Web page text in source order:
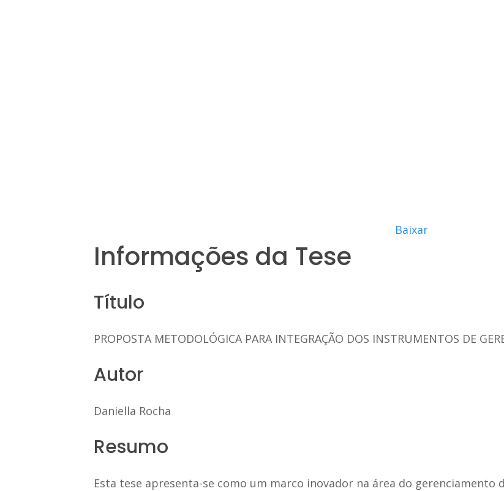
Baixar
Informações da Tese
Título
PROPOSTA METODOLÓGICA PARA INTEGRAÇÃO DOS INSTRUMENTOS DE
Autor
Daniella Rocha
Resumo
Esta tese apresenta-se como um marco inovador na área do gerenciamento